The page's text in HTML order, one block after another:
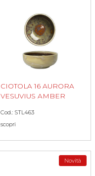
CIOTOLA 16 AURORA
VESUVIUS AMBER
Cod.: STL463
scopri
Novità